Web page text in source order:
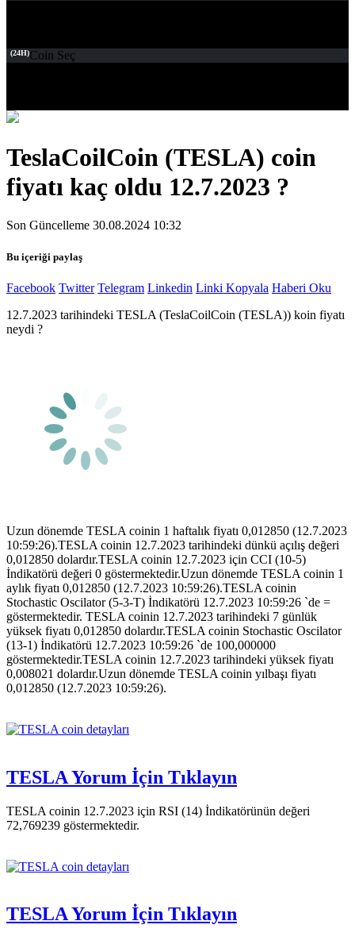
(24H)Coin Seç
TeslaCoilCoin (TESLA) coin
fiyatı kaç oldu 12.7.2023 ?
Son Güncelleme 30.08.2024 10:32
Bu içeriği paylaş
Facebook Twitter Telegram Linkedin Linki Kopyala Haberi Oku
12.7.2023 tarihindeki TESLA (TeslaCoilCoin (TESLA)) koin fiyatı
neydi ?
Uzun dönemde TESLA coinin 1 haftalık fiyatı 0,012850 (12.7.2023
10:59:26).TESLA coinin 12.7.2023 tarihindeki dünkü açılış değeri
0,012850 dolardır.TESLA coinin 12.7.2023 için CCI (10-5)
İndikatörü değeri 0 göstermektedir.Uzun dönemde TESLA coinin 1
aylık fiyatı 0,012850 (12.7.2023 10:59:26).TESLA coinin
Stochastic Oscilator (5-3-T) İndikatörü 12.7.2023 10:59:26 `de =
göstermektedir. TESLA coinin 12.7.2023 tarihindeki 7 günlük
yüksek fiyatı 0,012850 dolardır.TESLA coinin Stochastic Oscilator
(13-1) İndikatörü 12.7.2023 10:59:26 `de 100,000000
göstermektedir.TESLA coinin 12.7.2023 tarihindeki yüksek fiyatı
0,008021 dolardır.Uzun dönemde TESLA coinin yılbaşı fiyatı
0,012850 (12.7.2023 10:59:26).
TESLA Yorum İçin Tıklayın
TESLA coinin 12.7.2023 için RSI (14) İndikatörünün değeri
72,769239 göstermektedir.
TESLA Yorum İçin Tıklayın